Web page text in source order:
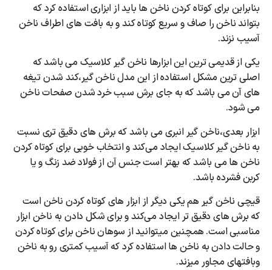
بنابراین برای کوتاه کردن ناخن ها باید از ابزاری استفاده کرد که
بتواند ناخن را صاف و سریع کوتاه کند و به بافت های اطراف ناخن
آسیب نزند.
یکی از قدیمی ترین این ابزارها ناخن گیر کلاسیک می باشد که
اصلی ترین مشکل استفاده از این مدل ناخن گیر،کند شدن تیغه
های آن می باشد که به جای برش سبب خرد شدن صفحات ناخن
می شود.
ابزار بعدی،ناخن گیر انبری می باشد که برش های دقیق تری نسبت
به ناخن گیر کلاسیک ایجاد می‌کند و انتخاب خوبی برای کوتاه کردن
ناخن ها می باشد که بهتر است جنس آن از فولاد ضد زنگ و یا
کربن فشرده باشد‌.
قیچی ناخن گیر هم یکی دیگر از ابزار های کوتاه کردن ناخن است
که برش های دقیق تر ایجاد می‌کند و برای شکل دادن به ناخن ابزار
مناسبی است. همچنین میتوانید از سوهان ناخن برای کوتاه کردن
و حالت دادن به ناخن ها استفاده کرد که آسیب کمتری رو به ناخن
وبافتهای مجاور میزند.